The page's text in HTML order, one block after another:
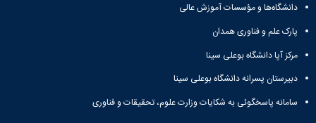
صنعت
کارآموزی
مراکز
مرتبط
ملی
نخبگان
شرکت
دانشگاه‌ها و مؤسسات آموزش عالی
پارک علم و فناوری همدان
مرکز آپا دانشگاه بوعلی سینا
دبیرستان پسرانه دانشگاه بوعلی سینا
سامانه پاسخگوئی به شکایات وزارت علوم، تحقیقات و فناوری